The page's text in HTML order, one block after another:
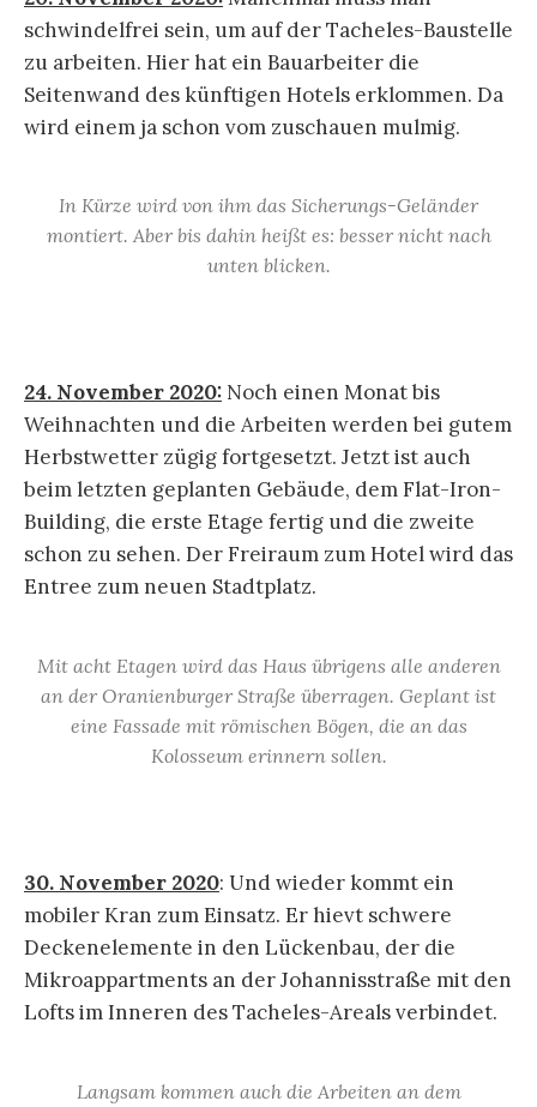
schwindelfrei sein, um auf der Tacheles-Baustelle
zu arbeiten. Hier hat ein Bauarbeiter die
Seitenwand des künftigen Hotels erklommen. Da
wird einem ja schon vom zuschauen mulmig.
In Kürze wird von ihm das Sicherungs-Geländer
montiert. Aber bis dahin heißt es: besser nicht nach
unten blicken.
24. November 2020: Noch einen Monat bis
Weihnachten und die Arbeiten werden bei gutem
Herbstwetter zügig fortgesetzt. Jetzt ist auch
beim letzten geplanten Gebäude, dem Flat-Iron-
Building, die erste Etage fertig und die zweite
schon zu sehen. Der Freiraum zum Hotel wird das
Entree zum neuen Stadtplatz.
Mit acht Etagen wird das Haus übrigens alle anderen
an der Oranienburger Straße überragen. Geplant ist
eine Fassade mit römischen Bögen, die an das
Kolosseum erinnern sollen.
30. November 2020: Und wieder kommt ein
mobiler Kran zum Einsatz. Er hievt schwere
Deckenelemente in den Lückenbau, der die
Mikroappartments an der Johannisstraße mit den
Lofts im Inneren des Tacheles-Areals verbindet.
Langsam kommen auch die Arbeiten an dem